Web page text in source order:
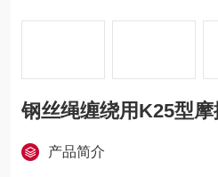
钢丝绳缠绕用K25型
产品简介